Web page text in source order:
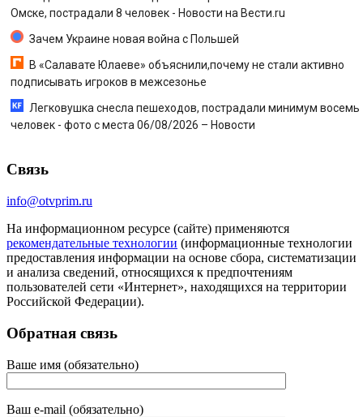
Омске, пострадали 8 человек - Новости на Вести.ru
Зачем Украине новая война с Польшей
В «Салавате Юлаеве» объяснили,почему не стали активно
подписывать игроков в межсезонье
Легковушка снесла пешеходов, пострадали минимум восемь
человек - фото с места 06/08/2026 – Новости
Связь
info@otvprim.ru
На информационном ресурсе (сайте) применяются
рекомендательные технологии (информационные технологии
предоставления информации на основе сбора, систематизации
и анализа сведений, относящихся к предпочтениям
пользователей сети «Интернет», находящихся на территории
Российской Федерации).
Обратная связь
Ваше имя (обязательно)
Ваш e-mail (обязательно)